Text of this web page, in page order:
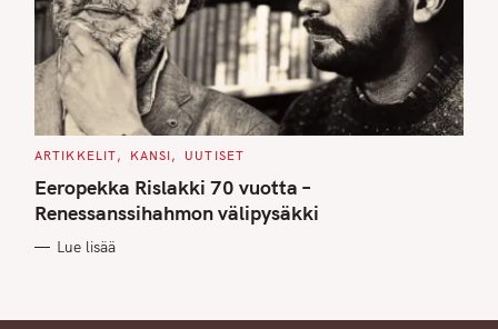
C
T
E
G
O
I
ARTIKKELIT KANSI UUTISET
Eeropekka Rislakki 70 vuotta –
Renessanssihahmon välipysäkki
Lue lisää